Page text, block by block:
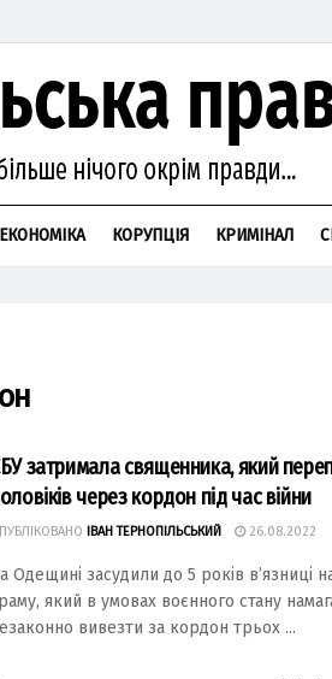
ЕКОНОМІКА КОРУПЦІЯ КРИМІНАЛ
затримала священника, який
через кордон під час війни
ІВАН ТЕРНОПІЛЬСЬКИЙ 26.08.2022
Одещині засудили до 5 років в’язниці
який в умовах воєнного стану
вивезти за кордон трьох ...